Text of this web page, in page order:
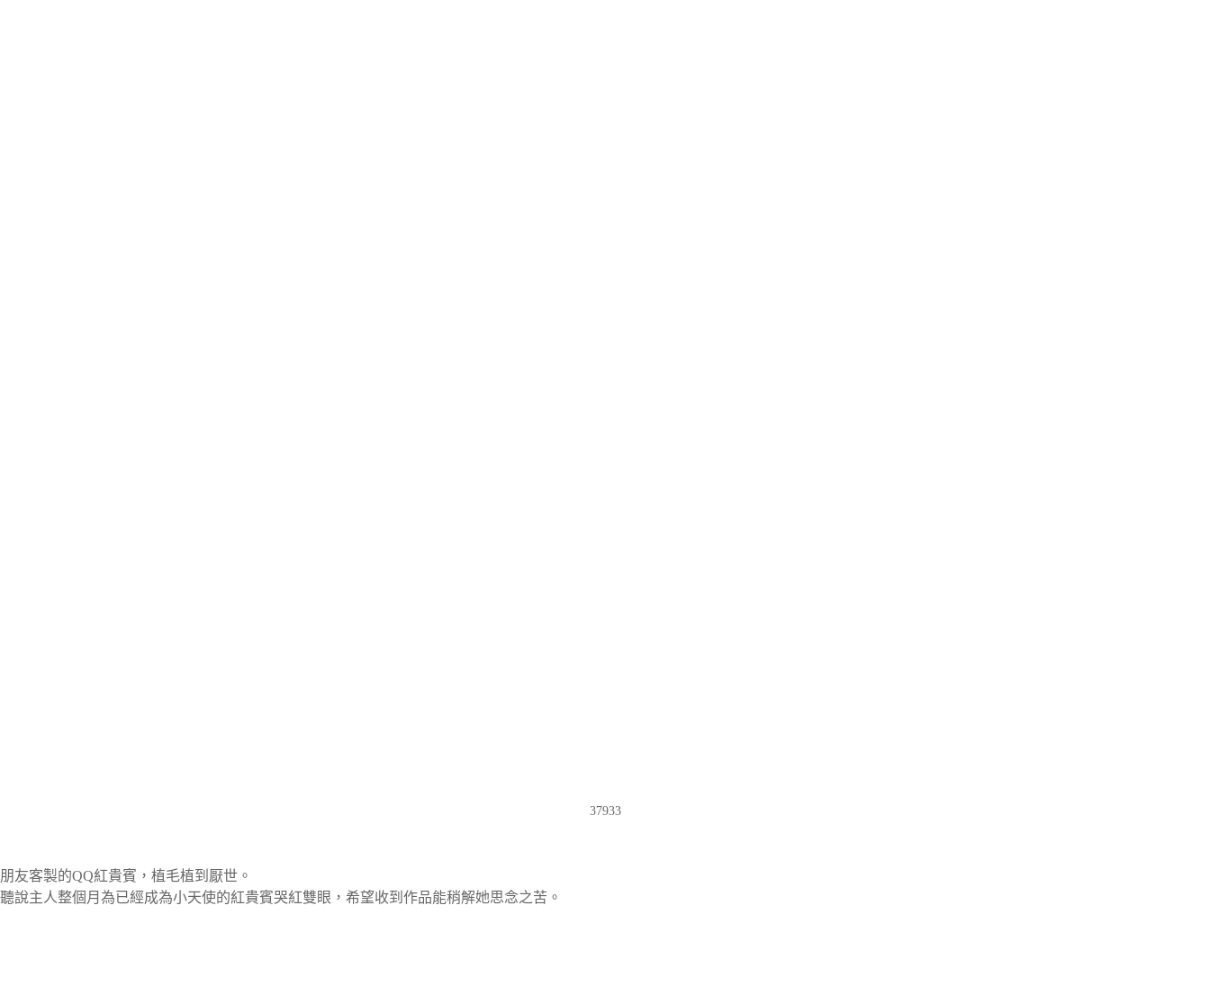
37933
朋友客製的QQ紅貴賓，植毛植到厭世。
聽說主人整個月為已經成為小天使的紅貴賓哭紅雙眼，希望收到作品能稍解她思念之苦。